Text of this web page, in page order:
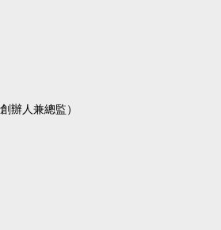
辦人兼總監）